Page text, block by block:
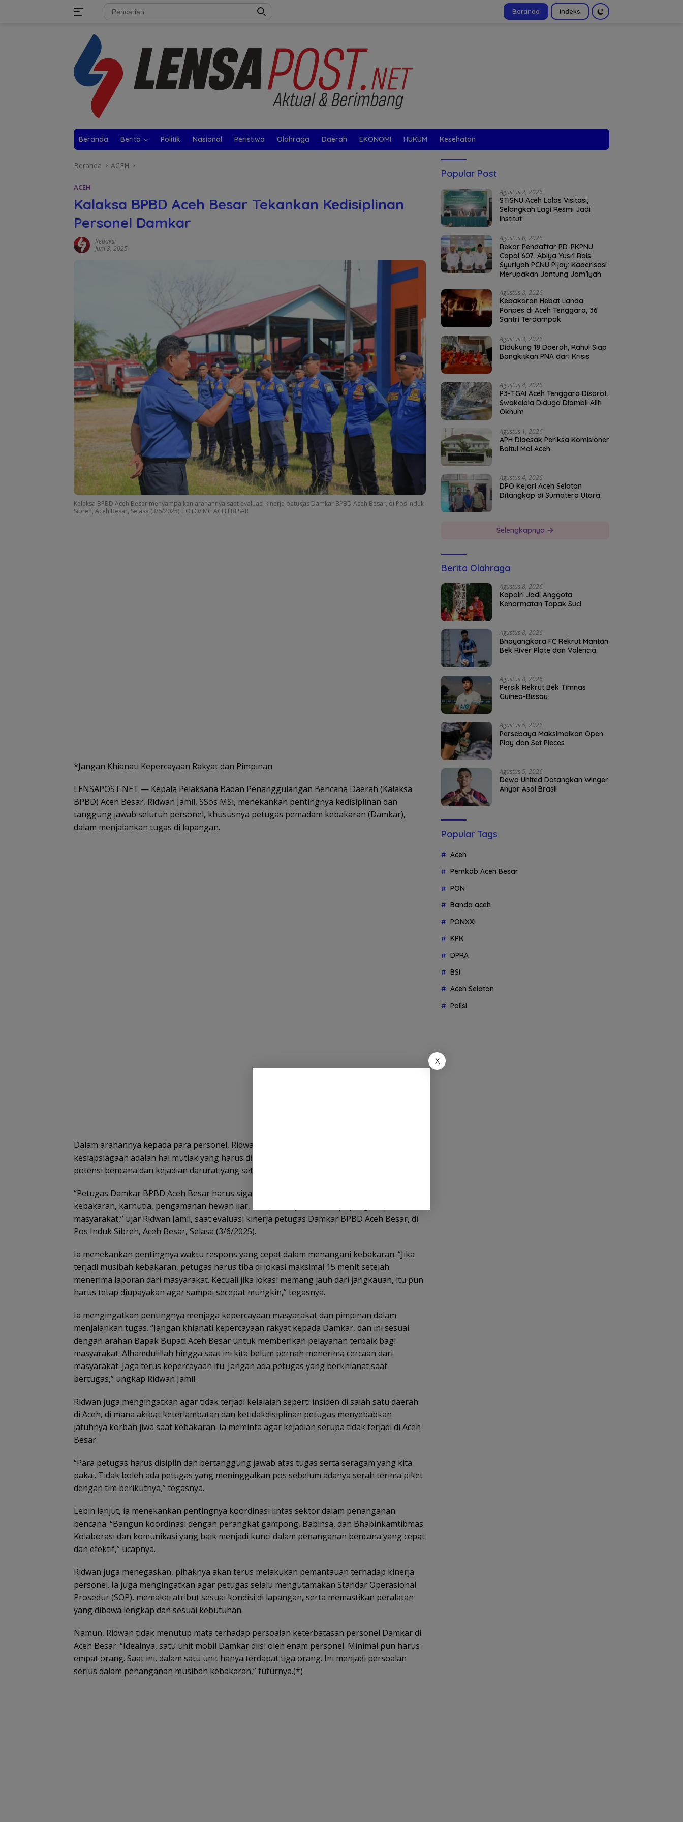
Beranda Indeks
Beranda Berita Politik Nasional Peristiwa Olahraga Daerah EKONOMI HUKUM Kesehatan
Beranda ACEH
ACEH
Kalaksa BPBD Aceh Besar Tekankan Kedisiplinan
Personel Damkar
Redaksi
Juni 3, 2025
Kalaksa BPBD Aceh Besar menyampaikan arahannya saat evaluasi kinerja petugas Damkar BPBD Aceh Besar, di Pos Induk
Sibreh, Aceh Besar, Selasa (3/6/2025). FOTO/ MC ACEH BESAR
*Jangan Khianati Kepercayaan Rakyat dan Pimpinan
LENSAPOST.NET — Kepala Pelaksana Badan Penanggulangan Bencana Daerah (Kalaksa
BPBD) Aceh Besar, Ridwan Jamil, SSos MSi, menekankan pentingnya kedisiplinan dan
tanggung jawab seluruh personel, khususnya petugas pemadam kebakaran (Damkar),
dalam menjalankan tugas di lapangan.
Dalam arahannya kepada para personel, Ridwan Jamil menegaskan, kedisiplinan dan
kesiapsiagaan adalah hal mutlak yang harus dimiliki setiap petugas, mengingat berbagai
potensi bencana dan kejadian darurat yang setiap saat bisa terjadi di tengah masyarakat.
“Petugas Damkar BPBD Aceh Besar harus sigap untuk membantu masyarakat saat terjadi
kebakaran, karhutla, pengamanan hewan liar, maupun kejadian lainnya yang dilaporkan
masyarakat,” ujar Ridwan Jamil, saat evaluasi kinerja petugas Damkar BPBD Aceh Besar, di
Pos Induk Sibreh, Aceh Besar, Selasa (3/6/2025).
Ia menekankan pentingnya waktu respons yang cepat dalam menangani kebakaran. “Jika
terjadi musibah kebakaran, petugas harus tiba di lokasi maksimal 15 menit setelah
menerima laporan dari masyarakat. Kecuali jika lokasi memang jauh dari jangkauan, itu pun
harus tetap diupayakan agar sampai secepat mungkin,” tegasnya.
Ia mengingatkan pentingnya menjaga kepercayaan masyarakat dan pimpinan dalam
menjalankan tugas. “Jangan khianati kepercayaan rakyat kepada Damkar, dan ini sesuai
dengan arahan Bapak Bupati Aceh Besar untuk memberikan pelayanan terbaik bagi
masyarakat. Alhamdulillah hingga saat ini kita belum pernah menerima cercaan dari
masyarakat. Jaga terus kepercayaan itu. Jangan ada petugas yang berkhianat saat
bertugas,” ungkap Ridwan Jamil.
Ridwan juga mengingatkan agar tidak terjadi kelalaian seperti insiden di salah satu daerah
di Aceh, di mana akibat keterlambatan dan ketidakdisiplinan petugas menyebabkan
jatuhnya korban jiwa saat kebakaran. Ia meminta agar kejadian serupa tidak terjadi di Aceh
Besar.
“Para petugas harus disiplin dan bertanggung jawab atas tugas serta seragam yang kita
pakai. Tidak boleh ada petugas yang meninggalkan pos sebelum adanya serah terima piket
dengan tim berikutnya,” tegasnya.
Lebih lanjut, ia menekankan pentingnya koordinasi lintas sektor dalam penanganan
bencana. “Bangun koordinasi dengan perangkat gampong, Babinsa, dan Bhabinkamtibmas.
Kolaborasi dan komunikasi yang baik menjadi kunci dalam penanganan bencana yang cepat
dan efektif,” ucapnya.
Ridwan juga menegaskan, pihaknya akan terus melakukan pemantauan terhadap kinerja
personel. Ia juga mengingatkan agar petugas selalu mengutamakan Standar Operasional
Prosedur (SOP), memakai atribut sesuai kondisi di lapangan, serta memastikan peralatan
yang dibawa lengkap dan sesuai kebutuhan.
Namun, Ridwan tidak menutup mata terhadap persoalan keterbatasan personel Damkar di
Aceh Besar. “Idealnya, satu unit mobil Damkar diisi oleh enam personel. Minimal pun harus
empat orang. Saat ini, dalam satu unit hanya terdapat tiga orang. Ini menjadi persoalan
serius dalam penanganan musibah kebakaran,” tuturnya.(*)
Popular Post
Agustus 2, 2026
STISNU Aceh Lolos Visitasi,
Selangkah Lagi Resmi Jadi
Institut
Agustus 6, 2026
Rekor Pendaftar PD-PKPNU
Capai 607, Abiya Yusri Rais
Syuriyah PCNU Pijay: Kaderisasi
Merupakan Jantung Jam’iyah
Agustus 8, 2026
Kebakaran Hebat Landa
Ponpes di Aceh Tenggara, 36
Santri Terdampak
Agustus 3, 2026
Didukung 18 Daerah, Rahul Siap
Bangkitkan PNA dari Krisis
Agustus 4, 2026
P3-TGAI Aceh Tenggara Disorot,
Swakelola Diduga Diambil Alih
Oknum
Agustus 1, 2026
APH Didesak Periksa Komisioner
Baitul Mal Aceh
Agustus 4, 2026
DPO Kejari Aceh Selatan
Ditangkap di Sumatera Utara
Selengkapnya
Berita Olahraga
Agustus 8, 2026
Kapolri Jadi Anggota
Kehormatan Tapak Suci
Agustus 8, 2026
Bhayangkara FC Rekrut Mantan
Bek River Plate dan Valencia
Agustus 8, 2026
Persik Rekrut Bek Timnas
Guinea-Bissau
Agustus 5, 2026
Persebaya Maksimalkan Open
Play dan Set Pieces
Agustus 5, 2026
Dewa United Datangkan Winger
Anyar Asal Brasil
Popular Tags
Aceh
Pemkab Aceh Besar
PON
Banda aceh
PONXXI
KPK
DPRA
BSI
Aceh Selatan
Polisi
X